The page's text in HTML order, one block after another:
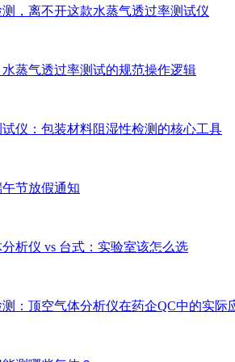
，离不开这款水蒸气透过率测试仪
蒸气透过率测试的规范操作逻辑
仪：包装材料阻湿性检测的核心工具
节放假通知
析仪 vs 台式：实验室该怎么选
：顶空气体分析仪在药企QC中的实际